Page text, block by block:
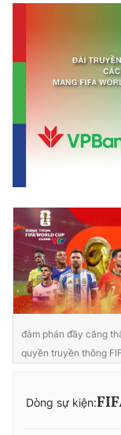
đàm phán đầy căng
quyền truyền thông
Dòng sự kiện: